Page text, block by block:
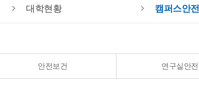
대학현황 캠퍼스안전
안전보건 연구실안전